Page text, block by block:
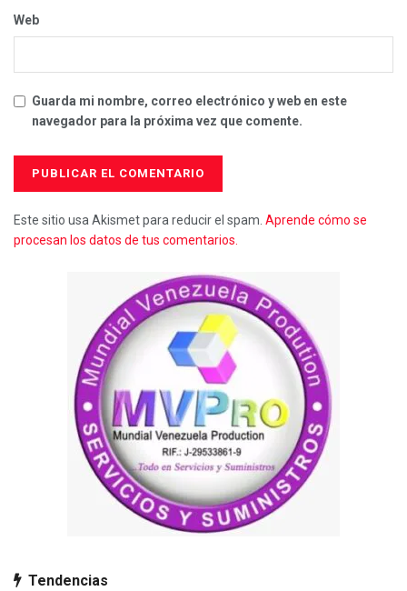
Web
Guarda mi nombre, correo electrónico y web en este
navegador para la próxima vez que comente.
Este sitio usa Akismet para reducir el spam. Aprende cómo se
procesan los datos de tus comentarios.
Tendencias